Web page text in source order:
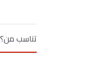
تناسب من؟